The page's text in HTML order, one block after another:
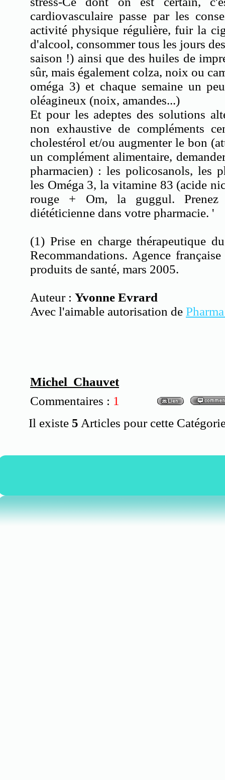
cardiovasculaire passe par les
activité physique régulière, fuir la
d'alcool, consommer tous les jours
saison !) ainsi que des huiles de
sûr, mais également colza, noix ou
oméga 3) et chaque semaine un
oléagineux (noix, amandes...)
Et pour les adeptes des solutions
non exhaustive de compléments
cholestérol et/ou augmenter le bon
un complément alimentaire,
pharmacien) : les policosanols, les
les Oméga 3, la vitamine 83 (acide
rouge + Om, la guggul. Prenez
diététicienne dans votre pharmacie. '
(1) Prise en charge thérapeutique
Recommandations. Agence
produits de santé, mars 2005.
Auteur : Yvonne Evrard
Avec l'aimable autorisation de
Michel Chauvet
Commentaires : 1
Il existe 5 Articles pour cette